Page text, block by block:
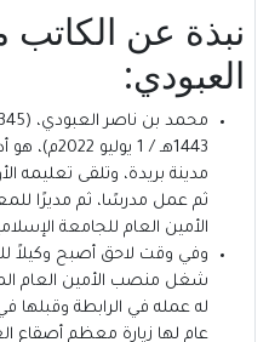
نبذة عن
العبودي:
1443هـ / 1
مدينة بريدة، وتلقى تعليمه
ثم عمل مدرسًا، ثم مديرًا
الأمين العام للجامعة
وفي وقت لاحق أصبح وكيلاً
شغل منصب الأمين العام
له عمله في الرابطة وقبلها
عام لها زيارة معظم أصقاع